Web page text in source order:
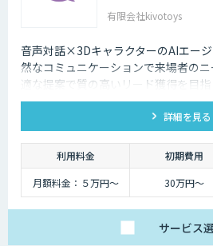
有限会社kivotoys
音声対話×3DキャラクターのAIエー
然なコミュニケーションで来場者の
適な提案で質の高いリード獲得を目
タッフとして、人件費削減も実現。
示会後の追客も確実な成果へ。詳細を見る
利用料金 初期費用
月額料金：５万円〜
30万円〜
サービス